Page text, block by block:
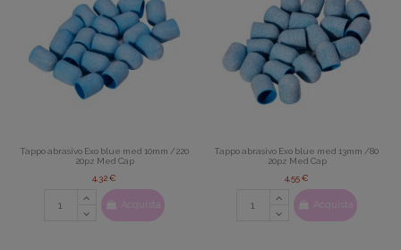
Tappo abrasivo Exo blue med 10mm /220
20pz Med Cap
4,32 €
Acquista
Tappo abrasivo Exo blue med 13mm /80
20pz Med Cap
4,55 €
Acquista